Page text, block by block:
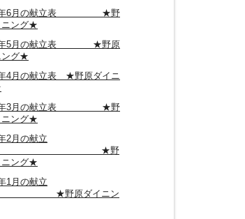
年6月の献立表 ★野
ニング★
年5月の献立表 ★野原
ング★
4月の献立表 ★野原ダイニ
年3月の献立表 ★野
ニング★
2月の献立
★野
ニング★
1月の献立
野原ダイニン